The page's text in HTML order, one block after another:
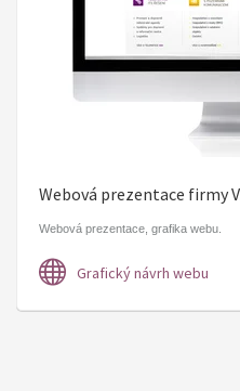
Webová prezentace firmy
Webová prezentace, grafika webu.
Grafický návrh webu